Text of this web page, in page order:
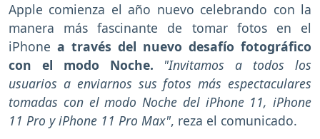
Apple comienza el año nuevo celebrando con la
manera más fascinante de tomar fotos en el
iPhone a través del nuevo desafío fotográfico
con el modo Noche. "Invitamos a todos los
usuarios a enviarnos sus fotos más espectaculares
tomadas con el modo Noche del iPhone 11, iPhone
11 Pro y iPhone 11 Pro Max", reza el comunicado.